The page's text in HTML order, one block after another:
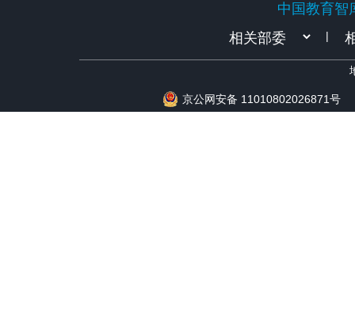
中国教育智
|
京公网安备 11010802026871号